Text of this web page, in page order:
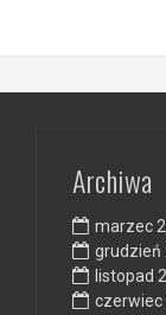
Archiwa
marzec
grudzień
listopad
czerwiec